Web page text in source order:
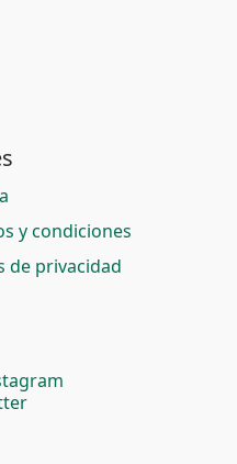
y condiciones
de privacidad